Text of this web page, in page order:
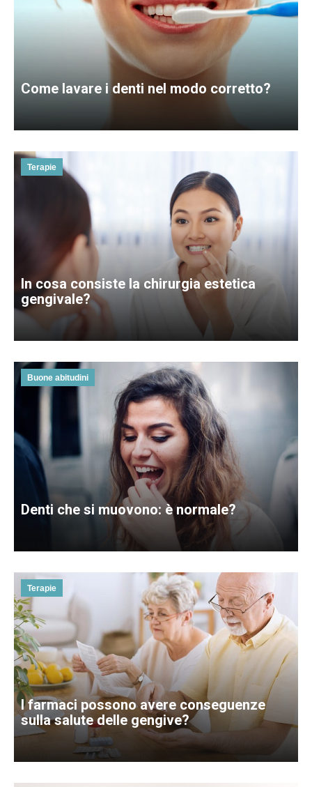
Come lavare i denti nel modo corretto?
Terapie
In cosa consiste la chirurgia estetica
gengivale?
Buone abitudini
Denti che si muovono: è normale?
Terapie
I farmaci possono avere conseguenze
sulla salute delle gengive?